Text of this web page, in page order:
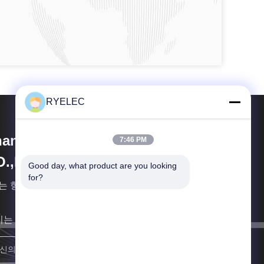
RY Electronic
항상 구매자 위주, 시장 지향 " 목적을 고수합니다
는 최대한 빨리 당신에 되돌아갈 것입니다.
RYELEC
7:46 PM
Good day, what product are you looking
for?